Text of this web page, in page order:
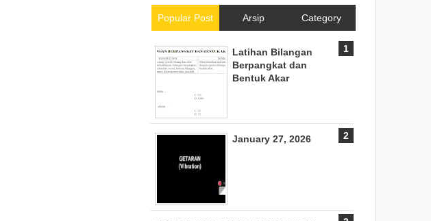
Popular Post Arsip Category
Latihan Bilangan
Berpangkat dan
Bentuk Akar
January 27, 2026